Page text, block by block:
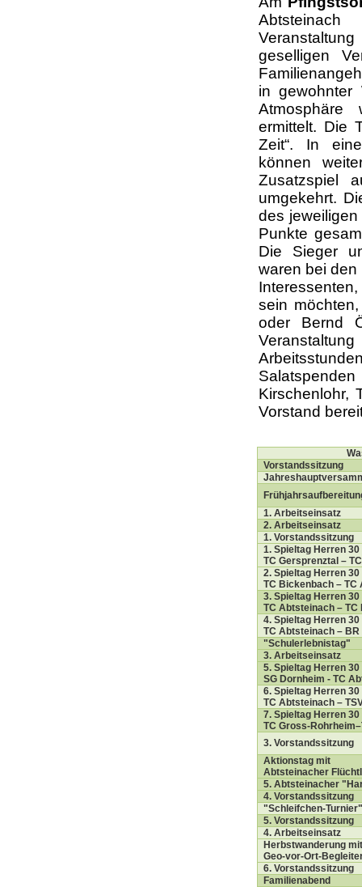
geselligen
in gewohnter
Atmosphäre
ermittelt. Die
Zeit“. In
können
Zusatzspiel
umgekehrt.
des
Punkte
Die Sieger
waren bei
sein
oder Bernd
Kirschenlohr,
Vorstand
Vorstandssitzung
1. Arbeitseinsatz
2. Arbeitseinsatz
1. Vorstandssitzung
1. Spieltag Herren 30
TC Gersprenztal –
2. Spieltag Herren 30
TC Bickenbach – TC
3. Spieltag Herren 30
TC Abtsteinach – TC
4. Spieltag Herren 30
TC Abtsteinach –
"Schulerlebnistag"
3. Arbeitseinsatz
5. Spieltag Herren 30
SG Dornheim - TC
6. Spieltag Herren 30
TC Abtsteinach –
7. Spieltag Herren 30
TC Gross-
3. Vorstandssitzung
Aktionstag mit
Abtsteinacher
5. Abtsteinacher
4. Vorstandssitzung
"Schleifchen-Turnier"
5. Vorstandssitzung
4. Arbeitseinsatz
Herbstwanderung mit
Geo-vor-Ort-
6. Vorstandssitzung
Familienabend